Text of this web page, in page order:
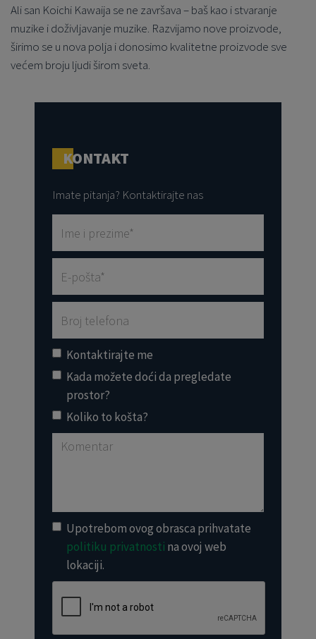
Ali san Koichi Kawaija se ne završava – baš kao i stvaranje
muzike i doživljavanje muzike. Razvijamo nove proizvode,
širimo se u nova polja i donosimo kvalitetne proizvode sve
većem broju ljudi širom sveta.
KONTAKT
Imate pitanja? Kontaktirajte nas
Kontaktirajte me
Kada možete doći da pregledate
prostor?
Koliko to košta?
Upotrebom ovog obrasca prihvatate
politiku privatnosti na ovoj web
lokaciji.